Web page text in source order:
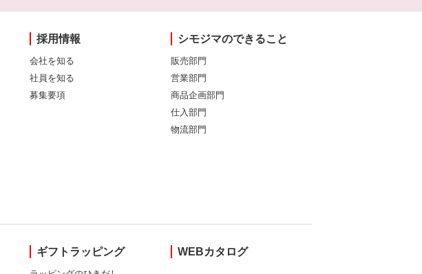
採用情報
会社を知る
社員を知る
募集要項
シモジマのできること
販売部門
営業部門
商品企画部門
仕入部門
物流部門
ギフトラッピング WEBカタログ